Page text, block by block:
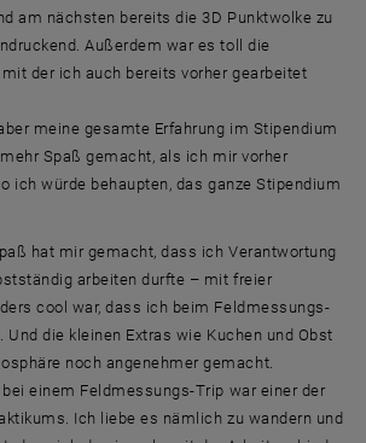
am nächsten bereits die 3D Punktwolke zu
Außerdem war es toll die
der ich auch bereits vorher gearbeitet
meine gesamte Erfahrung im Stipendium
Spaß gemacht, als ich mir vorher
ich würde behaupten, das ganze Stipendium
hat mir gemacht, dass ich Verantwortung
arbeiten durfte – mit freier
cool war, dass ich beim Feldmessungs-
Und die kleinen Extras wie Kuchen und Obst
noch angenehmer gemacht.
einem Feldmessungs-Trip war einer der
Ich liebe es nämlich zu wandern und